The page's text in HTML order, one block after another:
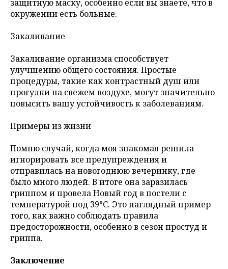
защитную маску, особенно если вы знаете, что в
окружении есть больные.
Закаливание
Закаливание организма способствует
улучшению общего состояния. Простые
процедуры, такие как контрастный душ или
прогулки на свежем воздухе, могут значительно
повысить вашу устойчивость к заболеваниям.
Примеры из жизни
Помню случай, когда моя знакомая решила
игнорировать все предупреждения и
отправилась на новогоднюю вечеринку, где
было много людей. В итоге она заразилась
гриппом и провела Новый год в постели с
температурой под 39°C. Это наглядный пример
того, как важно соблюдать правила
предосторожности, особенно в сезон простуд и
гриппа.
Заключение